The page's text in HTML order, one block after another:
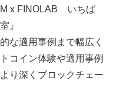
x FINOLAB いちば
』
な適用事例まで幅広く
コイン体験や適用事例
り深くブロックチェー